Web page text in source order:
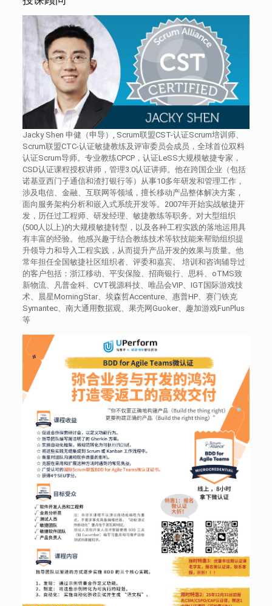
Jacky Shen 申健（申导）, Scrum联盟CST-认证Scrum培训师、
Scrum联盟CTC-认证敏捷教练及评审委员会成员，全球首位双料
认证Scrum导师。专业教练CPCP，认证LeSS大规模敏捷专家，
CSD认证课程授权讲师，管理3.0认证讲师。他在跨国企业（包括
诺基亚西门子通信和渣打银行等）从事10多年研发和管理工作，
涉及电信、金融、互联网等领域，擅长移动产品整体解决方案，
面向服务架构分析和嵌入式系统开发等。2007年开始实战敏捷开
发，历任过工程师、研发经理、敏捷教练等职务。对大型组织
(500人以上)的大规模敏捷转型，以及各种工程实践的落地运用具
有丰富的经验。他感兴趣于结合教练技术等软技能来帮助组织提
升领导力和导入工程实践，从而提升产品开发的效果与质量。他
常年担任全国敏捷社区组织者、评委和嘉宾。 培训和咨询辅导过
的客户包括：浙江移动、平安保险、招商银行、思科、oTMS致
新物流、凡普金科、CVT视源科技、唯品会VIP、IGT国际游戏技
术、晨星MorningStar、埃森哲Accenture、惠普HP、赛门铁克
Symantec、南大通用数据观、果壳网Guoker、趣加游戏FunPlus
等